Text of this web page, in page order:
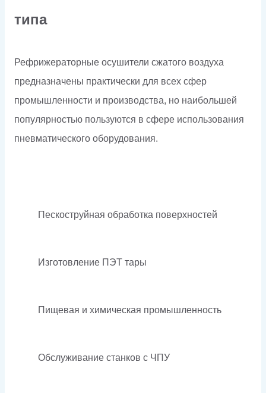
типа
Рефрижераторные осушители сжатого воздуха
предназначены практически для всех сфер
промышленности и производства, но наибольшей
популярностью пользуются в сфере использования
пневматического оборудования.
Пескоструйная обработка поверхностей
Изготовление ПЭТ тары
Пищевая и химическая промышленность
Обслуживание станков с ЧПУ